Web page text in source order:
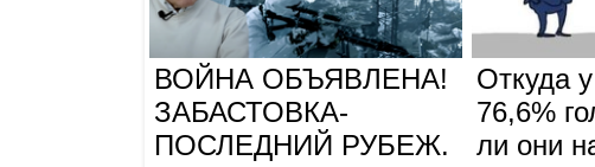
ВОЙНА ОБЪЯВЛЕНА!
ЗАБАСТОВКА-
ПОСЛЕДНИЙ РУБЕЖ.
Откуда
76,6%
ли они